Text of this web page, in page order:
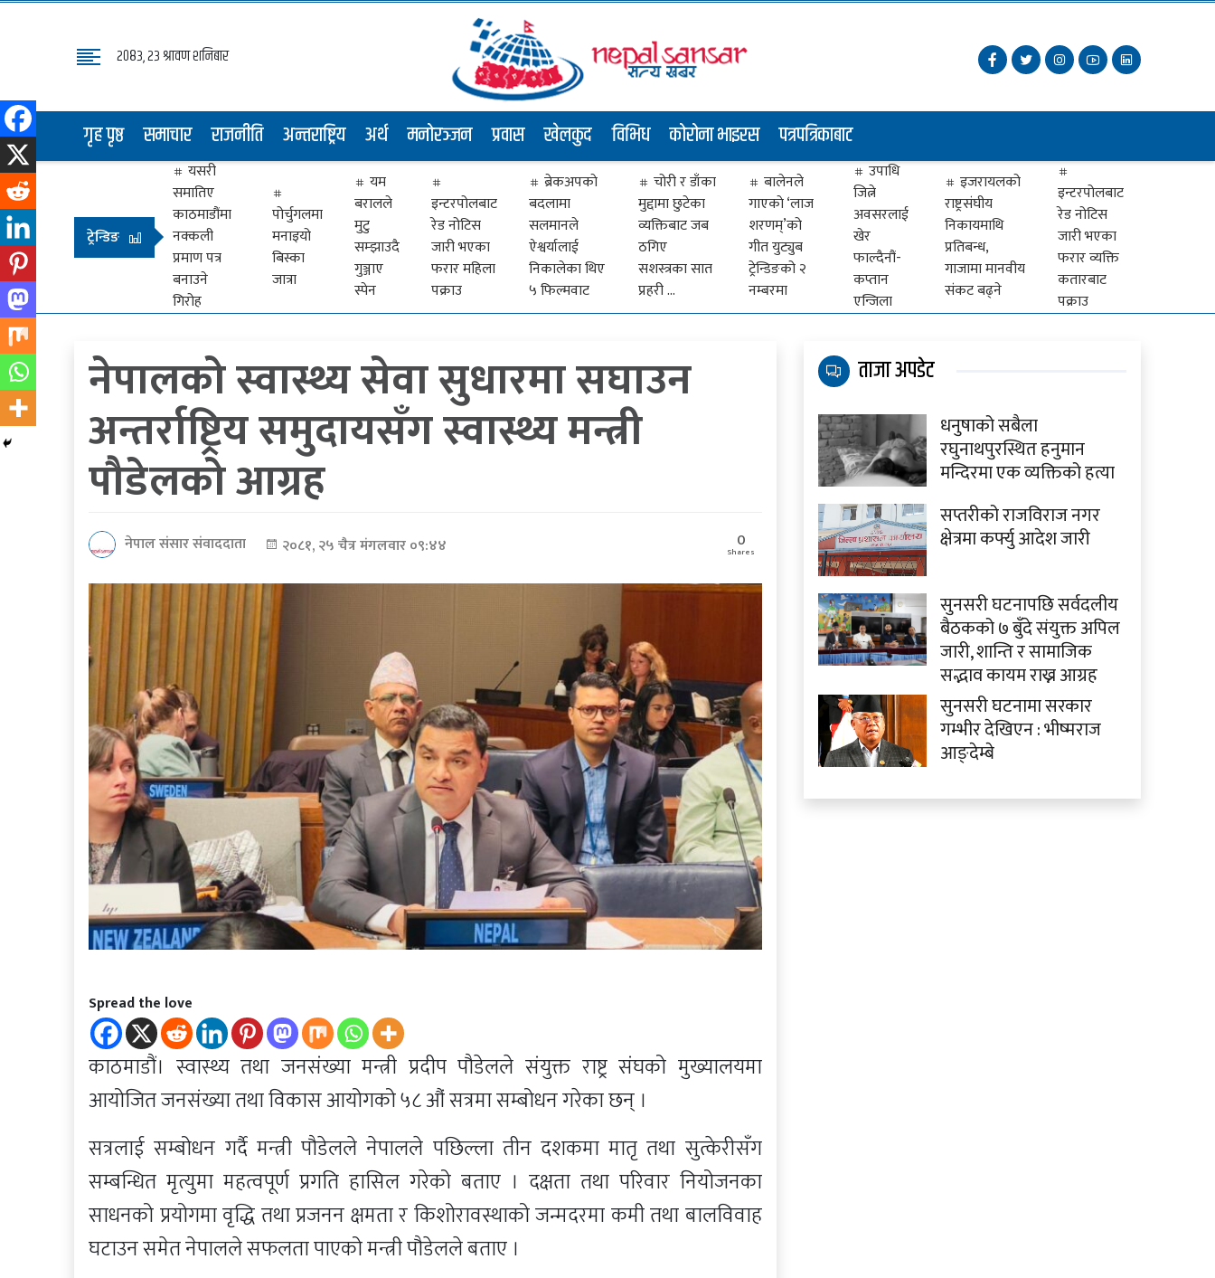
२०८३, २३ श्रावण शनिबार
गृह पृष्ठ समाचार राजनीति अन्तराष्ट्रिय अर्थ मनोरञ्जन प्रवास खेलकुद विभिध कोरोना भाइरस पत्रपत्रिकाबाट
पृष्ठ
समाचार
राजनीति
अन्तराष्ट्रिय
अर्थ
मनोरञ्जन
ट्रेन्डिङ
यसरी
समातिए
काठमाडौंमा
नक्कली
प्रमाण पत्र
बनाउने
गिरोह
पोर्चुगलमा
मनाइयो
बिस्का
जात्रा
यम
बरालले
मुटु
सम्झाउदै
गुञ्जाए
स्पेन
इन्टरपोलबाट
रेड नोटिस
जारी भएका
फरार महिला
पक्राउ
ब्रेकअपकाे
बदलामा
सलमानले
ऐश्वर्यालाई
निकालेका थिए
५ फिल्मवाट
चोरी र डाँका
मुद्दामा छुटेका
व्यक्तिबाट जब
ठगिए
सशस्त्रका सात
प्रहरी …
बालेनले
गाएकाे ‘लाज
शरणम्’को
गीत युट्युब
ट्रेन्डिङको २
नम्बरमा
उपाधि
जित्ने
अवसरलाई
खेर
फाल्दैनौं-
कप्तान
एन्जिला
इजरायलको
राष्ट्रसंघीय
निकायमाथि
प्रतिबन्ध,
गाजामा मानवीय
संकट बढ्ने
इन्टरपोलबाट
रेड नोटिस
जारी भएका
फरार व्यक्ति
कतारबाट
पक्राउ
नेपालको स्वास्थ्य सेवा सुधारमा सघाउन
अन्तर्राष्ट्रिय समुदायसँग स्वास्थ्य मन्त्री
पौडेलको आग्रह
नेपाल संसार संवाददाता २०८१, २५ चैत्र मंगलवार ०९:४४ 0
Shares
Spread the love
काठमाडौं। स्वास्थ्य तथा जनसंख्या मन्त्री प्रदीप पौडेलले संयुक्त राष्ट्र संघको मुख्यालयमा
आयोजित जनसंख्या तथा विकास आयोगको ५८ औं सत्रमा सम्बोधन गरेका छन् ।
सत्रलाई सम्बोधन गर्दै मन्त्री पौडेलले नेपालले पछिल्ला तीन दशकमा मातृ तथा सुत्केरीसँग
सम्बन्धित मृत्युमा महत्वपूर्ण प्रगति हासिल गरेको बताए । दक्षता तथा परिवार नियोजनका
साधनको प्रयोगमा वृद्धि तथा प्रजनन क्षमता र किशोरावस्थाको जन्मदरमा कमी तथा बालविवाह
घटाउन समेत नेपालले सफलता पाएको मन्त्री पौडेलले बताए ।
ताजा अपडेट
धनुषाको सबैला
रघुनाथपुरस्थित हनुमान
मन्दिरमा एक व्यक्तिको हत्या
सप्तरीको राजविराज नगर
क्षेत्रमा कर्फ्यु आदेश जारी
सुनसरी घटनापछि सर्वदलीय
बैठकको ७ बुँदे संयुक्त अपिल
जारी, शान्ति र सामाजिक
सद्भाव कायम राख्न आग्रह
सुनसरी घटनामा सरकार
गम्भीर देखिएन : भीष्मराज
आङ्देम्बे